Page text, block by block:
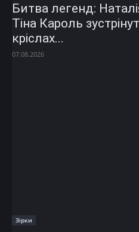
Битва легенд:
Тіна Кароль
кріслах...
07.08.2026
Зірки